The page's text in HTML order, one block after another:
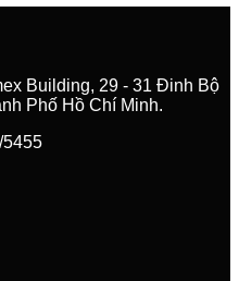
Building, 29 - 31 Đinh Bộ
Phố Hồ Chí Minh.
5455